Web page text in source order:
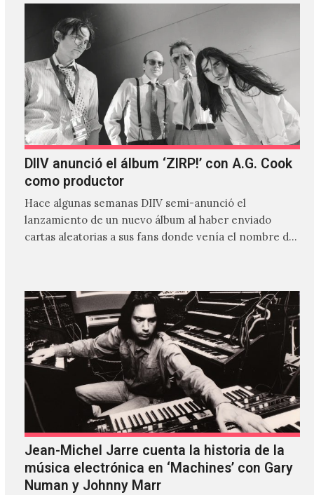
DIIV anunció el álbum ‘ZIRP!’ con A.G. Cook
como productor
Hace algunas semanas DIIV semi-anunció el
lanzamiento de un nuevo álbum al haber enviado
cartas aleatorias a sus fans donde venía el nombre de
Jean-Michel Jarre cuenta la historia de la
música electrónica en ‘Machines’ con Gary
Numan y Johnny Marr